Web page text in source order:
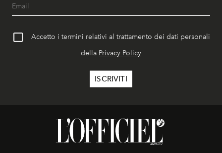
Accetto i termini relativi al trattamento dei dati personali
della Privacy Policy